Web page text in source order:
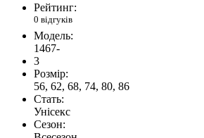
Рейтинг:
0 відгуків
Модель:
1467-
3
Розмір:
56, 62, 68, 74, 80, 86
Стать:
Унісекс
Сезон: